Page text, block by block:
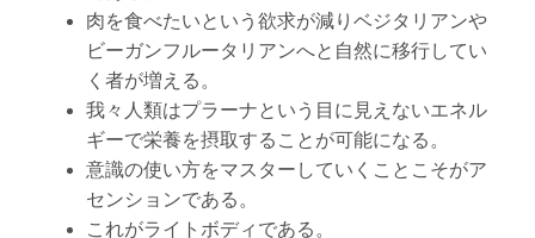
肉を食べたいという欲求が減りベジタリアンや
ビーガンフルータリアンへと自然に移行してい
く者が増える。
我々人類はプラーナという目に見えないエネル
ギーで栄養を摂取することが可能になる。
意識の使い方をマスターしていくことこそがア
センションである。
これがライトボディである。